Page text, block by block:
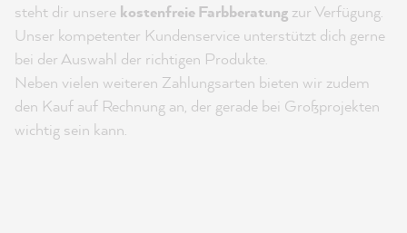
steht dir unsere kostenfreie Farbberatung zur Verfügung.
Unser kompetenter Kundenservice unterstützt dich gerne
bei der Auswahl der richtigen Produkte.
Neben vielen weiteren Zahlungsarten bieten wir zudem
den Kauf auf Rechnung an, der gerade bei Großprojekten
wichtig sein kann.